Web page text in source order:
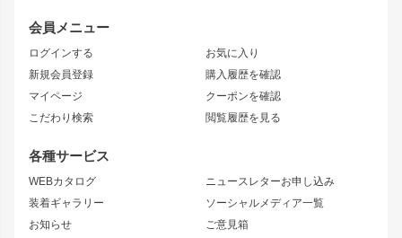
会員メニュー
ログインする
新規会員登録
マイページ
こだわり検索
お気に入り
購入履歴を確認
クーポンを確認
閲覧履歴を見る
各種サービス
WEBカタログ
装着ギャラリー
お知らせ
ニュースレターお申し込み
ソーシャルメディア一覧
ご意見箱
トレノ
マークX
ニッサン
S15 シルビア
S14 シルビア 後期
S13 シルビア
180SX
シルエイティ
ワンビア
ローレル
セフィーロ
キャラバン
リアウイング
ジムニーパーツ
ホイール